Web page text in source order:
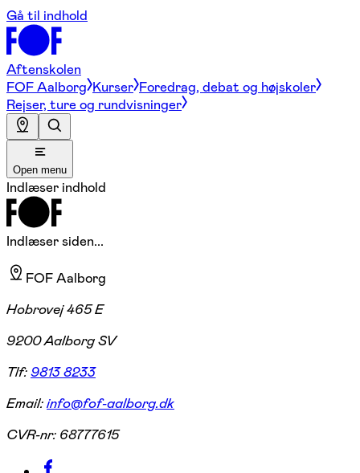
Gå til indhold
Aftenskolen
FOF Aalborg Kurser Foredrag, debat og højskoler
Rejser, ture og rundvisninger
Open menu
Indlæser indhold
Indlæser siden...
FOF Aalborg
Hobrovej 465 E
9200 Aalborg SV
Tlf:9813 8233
Email:info@fof-aalborg.dk
CVR-nr: 68777615